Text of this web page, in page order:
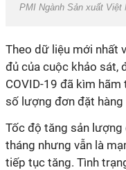
PMI Ngành Sản xuất Việt
Theo dữ liệu mới nhất
đủ của cuộc khảo sát,
COVID-19 đã kìm
số lượng đơn đặt
Tốc độ tăng sản
tháng nhưng vẫn là
tiếp tục tăng. Tình